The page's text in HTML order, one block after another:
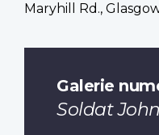
Maryhill Rd.,
Galerie
Soldat